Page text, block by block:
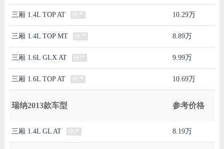
三厢 1.4L TOP AT 停产 10.29万
三厢 1.4L TOP MT 停产 8.89万
三厢 1.6L GLX AT 停产 9.99万
三厢 1.6L TOP AT 停产 10.69万
瑞纳2013款车型 参考价格
三厢 1.4L GL AT 停产 8.19万